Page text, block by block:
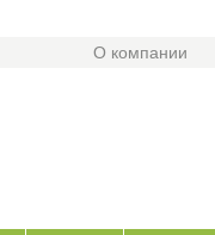
О компании